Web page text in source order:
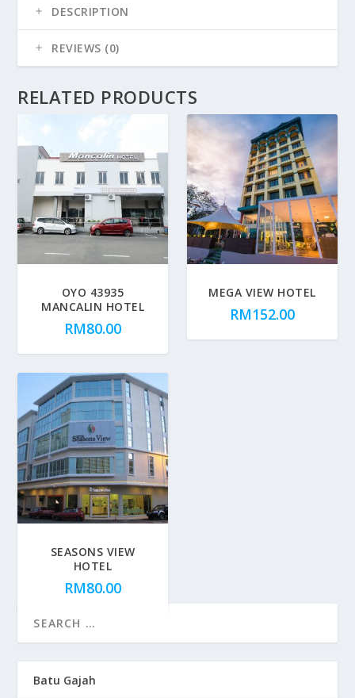
DESCRIPTION
REVIEWS (0)
RELATED PRODUCTS
OYO 43935
MANCALIN HOTEL
RM80.00
MEGA VIEW HOTEL
RM152.00
SEASONS VIEW
HOTEL
RM80.00
Batu Gajah